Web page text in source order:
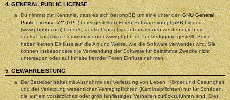
4. GENERAL PUBLIC LICENSE
Du nimmst zur Kenntnis, dass es sich bei phpBB um eine unter der „GNU General
Public License v2“ (GPL) bereitgestellten Foren-Software von phpBB Limited
(www.phpbb.com) handelt; deutschsprachige Informationen werden durch die
deutschsprachige Community unter www.phpbb.de zur Verfügung gestellt. Beide
haben keinen Einfluss auf die Art und Weise, wie die Software verwendet wird. Sie
können insbesondere die Verwendung der Software für bestimmte Zwecke nicht
untersagen oder auf Inhalte fremder Foren Einfluss nehmen.
5. GEWÄHRLEISTUNG
Der Betreiber haftet mit Ausnahme der Verletzung von Leben, Körper und Gesundheit
und der Verletzung wesentlicher Vertragspflichten (Kardinalpflichten) nur für Schäden,
die auf ein vorsätzliches oder grob fahrlässiges Verhalten zurückzuführen sind. Dies